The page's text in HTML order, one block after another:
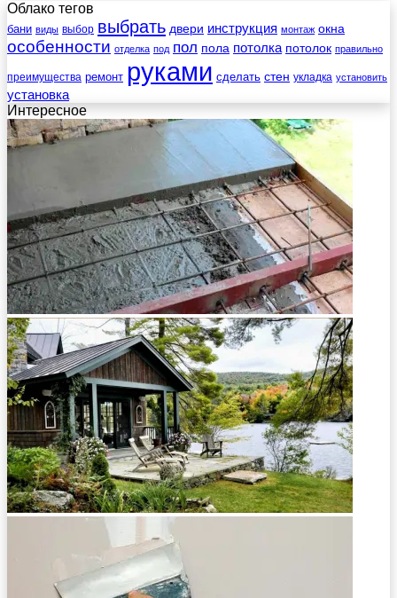
Облако тегов
бани виды выбор выбрать двери инструкция монтаж окна
особенности отделка под пол пола потолка потолок правильно
преимущества ремонт руками сделать стен укладка установить
установка
Интересное